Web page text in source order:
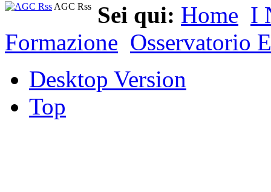
AGC Rss Sei qui: Home I
Formazione Osservatorio
Desktop Version
Top